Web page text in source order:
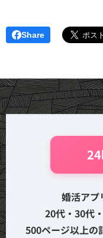
Share
🤖
婚活アプ
20代・30代
500ページ以上の